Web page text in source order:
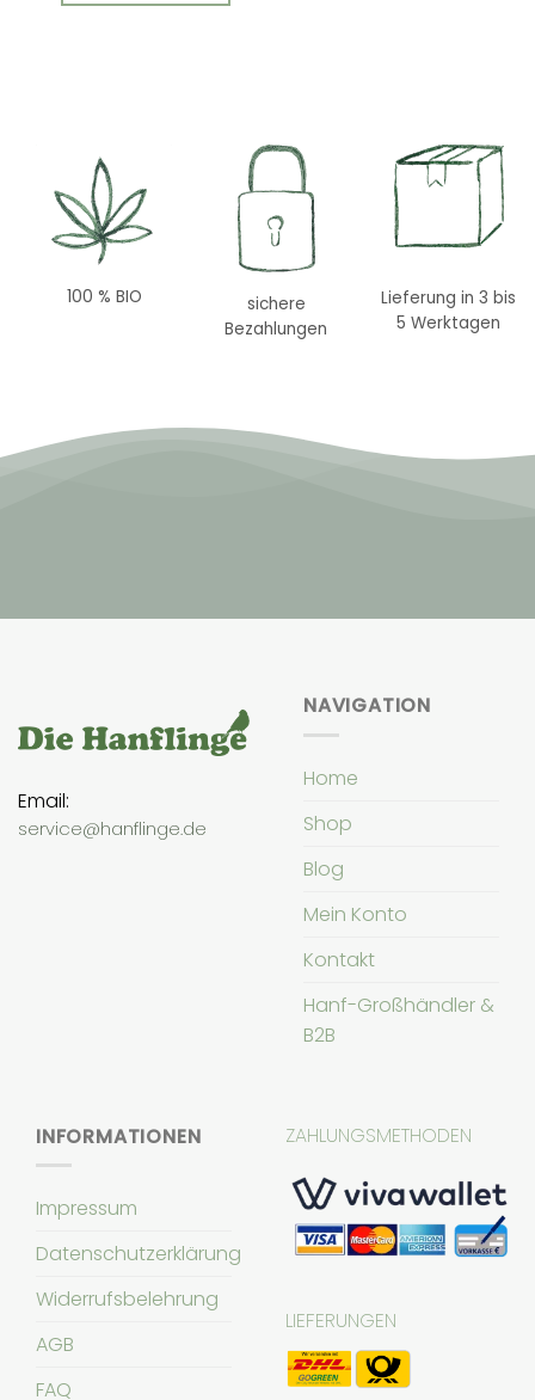
100 % BIO
sichere
Bezahlungen
Lieferung in 3 bis
5 Werktagen
Email:
service@hanflinge.de
NAVIGATION
Home
Shop
Blog
Mein Konto
Kontakt
Hanf-Großhändler &
B2B
INFORMATIONEN
Impressum
Datenschutzerklärung
Widerrufsbelehrung
AGB
FAQ
ZAHLUNGSMETHODEN
LIEFERUNGEN